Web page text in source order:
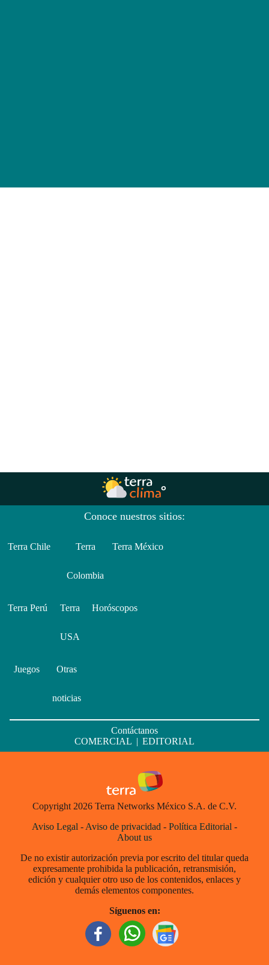
Conoce nuestros sitios:
Terra Chile Terra
Colombia
Terra México
Terra Perú Terra
USA
Horóscopos
Juegos Otras
noticias
Contáctanos
COMERCIAL | EDITORIAL
Copyright 2026 Terra Networks México S.A. de C.V.
Aviso Legal - Aviso de privacidad - Política Editorial -
About us
De no existir autorización previa por escrito del titular queda
expresamente prohibida la publicación, retransmisión,
edición y cualquier otro uso de los contenidos, enlaces y
demás elementos componentes.
Síguenos en: